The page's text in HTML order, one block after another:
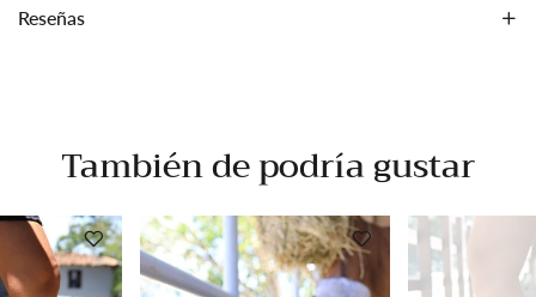
Reseñas
También de podría gustar